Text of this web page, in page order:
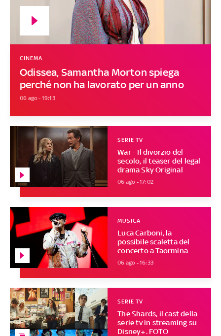
Odissea, Samantha Morton spiega
perché non ha lavorato per un anno
CINEMA
06 ago - 19:13
War - Il divorzio del
secolo, il teaser del legal
drama Sky Original
SERIE TV
06 ago - 17:02
Luca Carboni, la
possibile scaletta del
concerto a Taormina
MUSICA
06 ago - 16:33
The Shards, il cast della
serie tv in streaming su
Disney+. FOTO
SERIE TV